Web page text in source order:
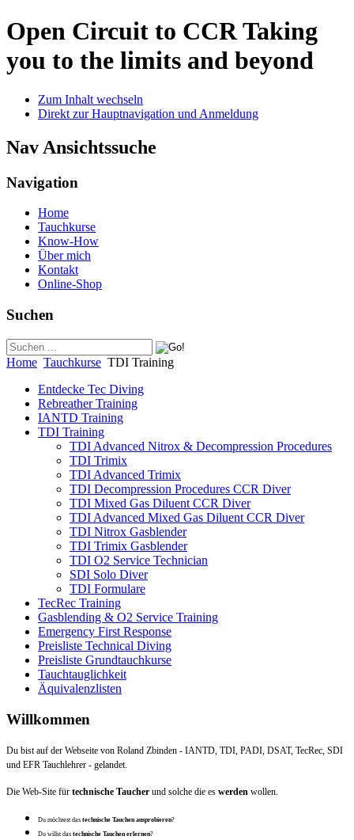
Open Circuit to CCRTaking
you to the limits and beyond
Zum Inhalt wechseln
Direkt zur Hauptnavigation und Anmeldung
Nav Ansichtssuche
Navigation
Home
Tauchkurse
Know-How
Über mich
Kontakt
Online-Shop
Suchen
Home Tauchkurse TDI Training
Entdecke Tec Diving
Rebreather Training
IANTD Training
TDI Training
TDI Advanced Nitrox & Decompression Procedures
TDI Trimix
TDI Advanced Trimix
TDI Decompression Procedures CCR Diver
TDI Mixed Gas Diluent CCR Diver
TDI Advanced Mixed Gas Diluent CCR Diver
TDI Nitrox Gasblender
TDI Trimix Gasblender
TDI O2 Service Technician
SDI Solo Diver
TDI Formulare
TecRec Training
Gasblending & O2 Service Training
Emergency First Response
Preisliste Technical Diving
Preisliste Grundtauchkurse
Tauchtauglichkeit
Äquivalenzlisten
Willkommen
Du bist auf der Webseite von Roland Zbinden - IANTD, TDI, PADI, DSAT, TecRec, SDI
und EFR Tauchlehrer - gelandet.
Die Web-Site für technische Taucher und solche die es werden wollen.
Du möchtest das technische Tauchen ausprobieren?
Du willst das technische Tauchen erlernen?